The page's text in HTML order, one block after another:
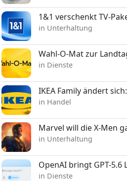
1&1 verschenkt TV-
in Unterhaltung
Wahl-O-Mat zur
in Dienste
IKEA Family ändert
in Handel
Marvel will die X-Men
in Unterhaltung
OpenAI bringt GPT-5.6
in Dienste